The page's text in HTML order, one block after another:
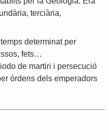
, terciària,
temps determinat per
, fets…
de martiri i persecució
órdens dels emperadors